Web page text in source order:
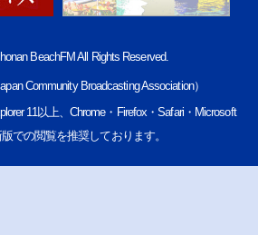
BeachFM All Rights Reserved.
Community Broadcasting Association）
11以上、Chrome・Firefox・Safari・Microsoft
での閲覧を推奨しております。